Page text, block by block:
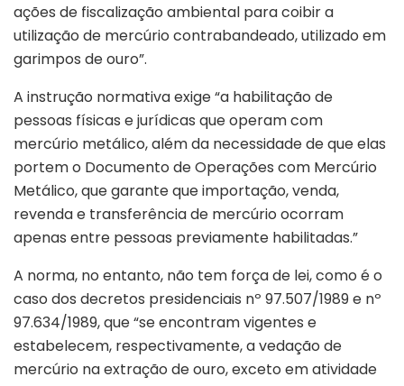
ações de fiscalização ambiental para coibir a
utilização de mercúrio contrabandeado, utilizado em
garimpos de ouro”.
A instrução normativa exige “a habilitação de
pessoas físicas e jurídicas que operam com
mercúrio metálico, além da necessidade de que elas
portem o Documento de Operações com Mercúrio
Metálico, que garante que importação, venda,
revenda e transferência de mercúrio ocorram
apenas entre pessoas previamente habilitadas.”
A norma, no entanto, não tem força de lei, como é o
caso dos decretos presidenciais nº 97.507/1989 e nº
97.634/1989, que “se encontram vigentes e
estabelecem, respectivamente, a vedação de
mercúrio na extração de ouro, exceto em atividade